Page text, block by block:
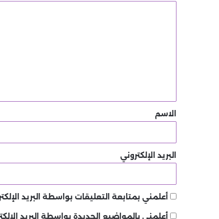
*الاسم
البريد الإلكتروني
أعلمني بمتابعة التعليقات بواسطة البريد
أعلمني بالمواضيع الجديدة بواسطة البريد